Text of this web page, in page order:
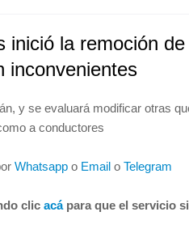
inició la remoción
inconvenientes
y se evaluará modificar otras
a conductores
Whatsappo Emailo Telegram
clic acápara que el servicio